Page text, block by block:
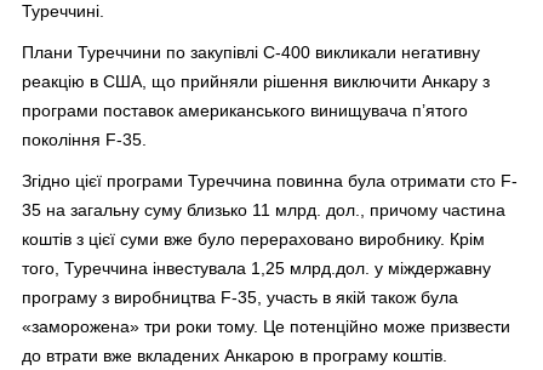
Туреччині.
Плани Туреччини по закупівлі С-400 викликали негативну
реакцію в США, що прийняли рішення виключити Анкару з
програми поставок американського винищувача п’ятого
покоління F-35.
Згідно цієї програми Туреччина повинна була отримати сто F-
35 на загальну суму близько 11 млрд. дол., причому частина
коштів з цієї суми вже було перераховано виробнику. Крім
того, Туреччина інвестувала 1,25 млрд.дол. у міждержавну
програму з виробництва F-35, участь в якій також була
«заморожена» три роки тому. Це потенційно може призвести
до втрати вже вкладених Анкарою в програму коштів.